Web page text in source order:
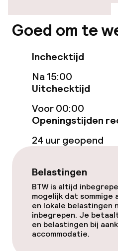
Zwemmen & wellness
Fitnessruimte /
Entertainment
Gratis wifi
Tuin
Terras
Eet- en
Restaurant
Bar
Goed om te
Inchecktijd
Na 15:00
Uitchecktijd
Voor 00:00
Openingstijden
24 uur geopend
Belastingen
BTW is altijd
mogelijk dat sommige
en lokale belastingen
inbegrepen. Je
en belastingen bij
accommodatie.